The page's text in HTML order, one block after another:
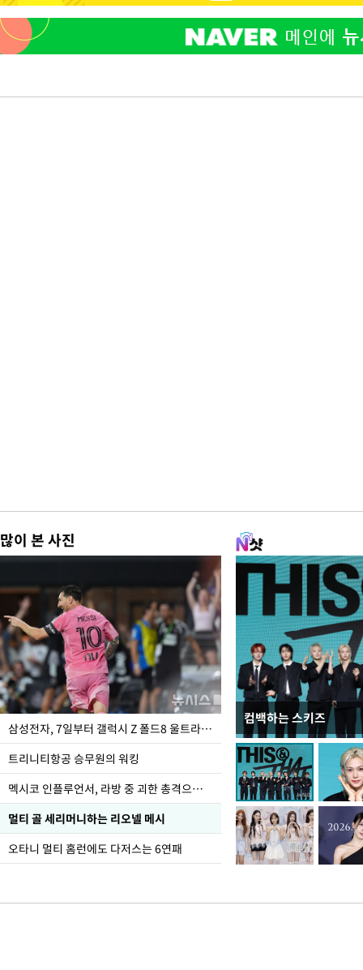
많이 본 사진
삼성전자, 7일부터 갤럭시 Z 폴드8 울트라·폴드8·플립8 출시
트리니티항공 승무원의 워킹
멕시코 인플루언서, 라방 중 괴한 총격으로 사망
멀티 골 세리머니하는 리오넬 메시
오타니 멀티 홈런에도 다저스는 6연패
컴백하는 스키즈
오세훈 "용산어린이
어"